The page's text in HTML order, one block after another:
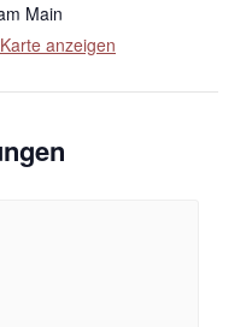
Main
anzeigen